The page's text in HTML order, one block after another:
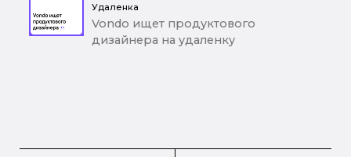
Удаленка
Vondo ищет продуктового
дизайнера на удаленку